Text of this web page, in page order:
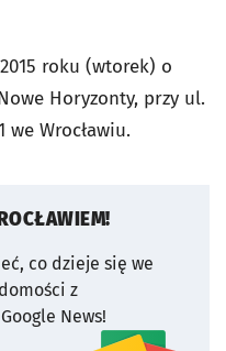
roku (wtorek) o
Horyzonty, przy ul.
we Wrocławiu.
co dzieje się we
z
News!